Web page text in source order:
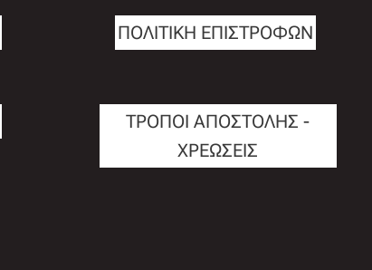
ΠΟΛΙΤΙΚΗ ΕΠΙΣΤΡΟΦΩΝ
ΤΡΟΠΟΙ ΑΠΟΣΤΟΛΗΣ -
ΧΡΕΩΣΕΙΣ